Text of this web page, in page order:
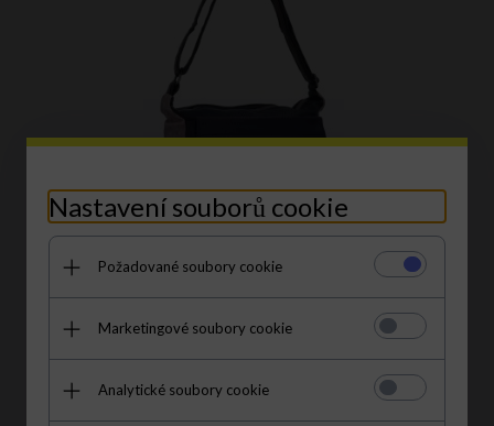
1192,00CZK
Nastavení souborů cookie
Požadované soubory cookie
Marketingové soubory cookie
Analytické soubory cookie